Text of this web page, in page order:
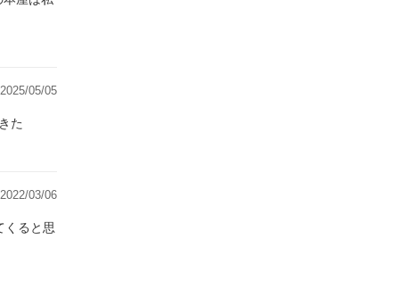
2025/05/05
きた
2022/03/06
くると思